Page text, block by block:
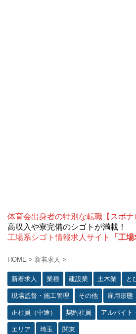
体育会出身者の特別な転職【スポナ
高収入や寮完備のシゴトが満載！
工場系シゴト情報求人サイト
「工
HOME > 新着求人 >
新着求人 業種 建設業 土木業 と
現場監督・施工管理 その他 雇用形態
正社員（中途） 契約社員 アルバイト
エリア 埼玉 関東